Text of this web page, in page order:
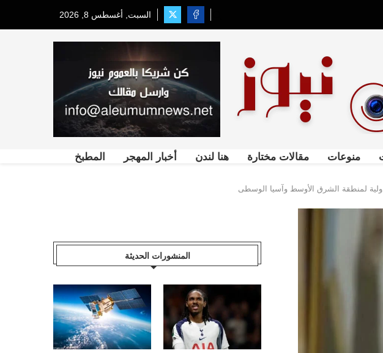
السبت, أغسطس 8, 2026
منوعات مقالات مختارة هنا لندن أخبار المهجر المطبخ
لمنطقة الشرق الأوسط وآسيا الوسطى
المنشورات الحديثة